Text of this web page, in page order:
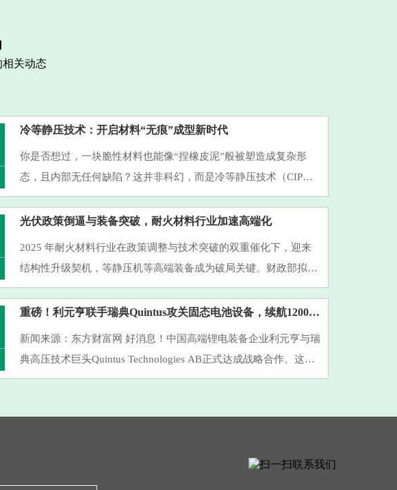
相关动态
冷等静压技术：开启材料“无痕”成型新时代
你是否想过，一块脆性材料也能像“捏橡皮泥”般被塑造成复杂形
态，且内部无任何缺陷？这并非科幻，而是冷等静压技术（CIP）
正在创造的行业现实。作为粉末冶金领域的核心工艺，它正凭借独
特的优势，在多个高科技领域掀···
光伏政策倒逼与装备突破，耐火材料行业加速高端化
2025 年耐火材料行业在政策调整与技术突破的双重催化下，迎来
结构性升级契机，等静压机等高端装备成为破局关键。财政部拟于
2026 年 4 月取消光伏出口退税的政策信号，叠加生态环境部 GB
46790—2025 标准即将实施，···
重磅！利元亨联手瑞典Quintus攻关固态电池设备，续航1200公里电动车要来了？
新闻来源：东方财富网 好消息！中国高端锂电装备企业利元亨与瑞
典高压技术巨头Quintus Technologies AB正式达成战略合作。这次
可不是普通的商业合作，而是直奔固态电池生产设备研发而去的大